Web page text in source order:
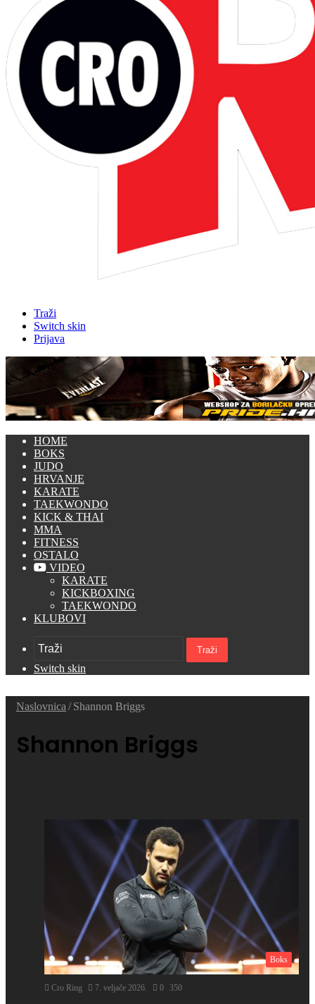
Traži
Switch skin
Prijava
HOME
BOKS
JUDO
HRVANJE
KARATE
TAEKWONDO
KICK & THAI
MMA
FITNESS
OSTALO
VIDEO
KARATE
KICKBOXING
TAEKWONDO
KLUBOVI
Traži
Switch skin
Naslovnica / Shannon Briggs
Shannon Briggs
Boks
Cro Ring 7. veljače 2026. 0 350